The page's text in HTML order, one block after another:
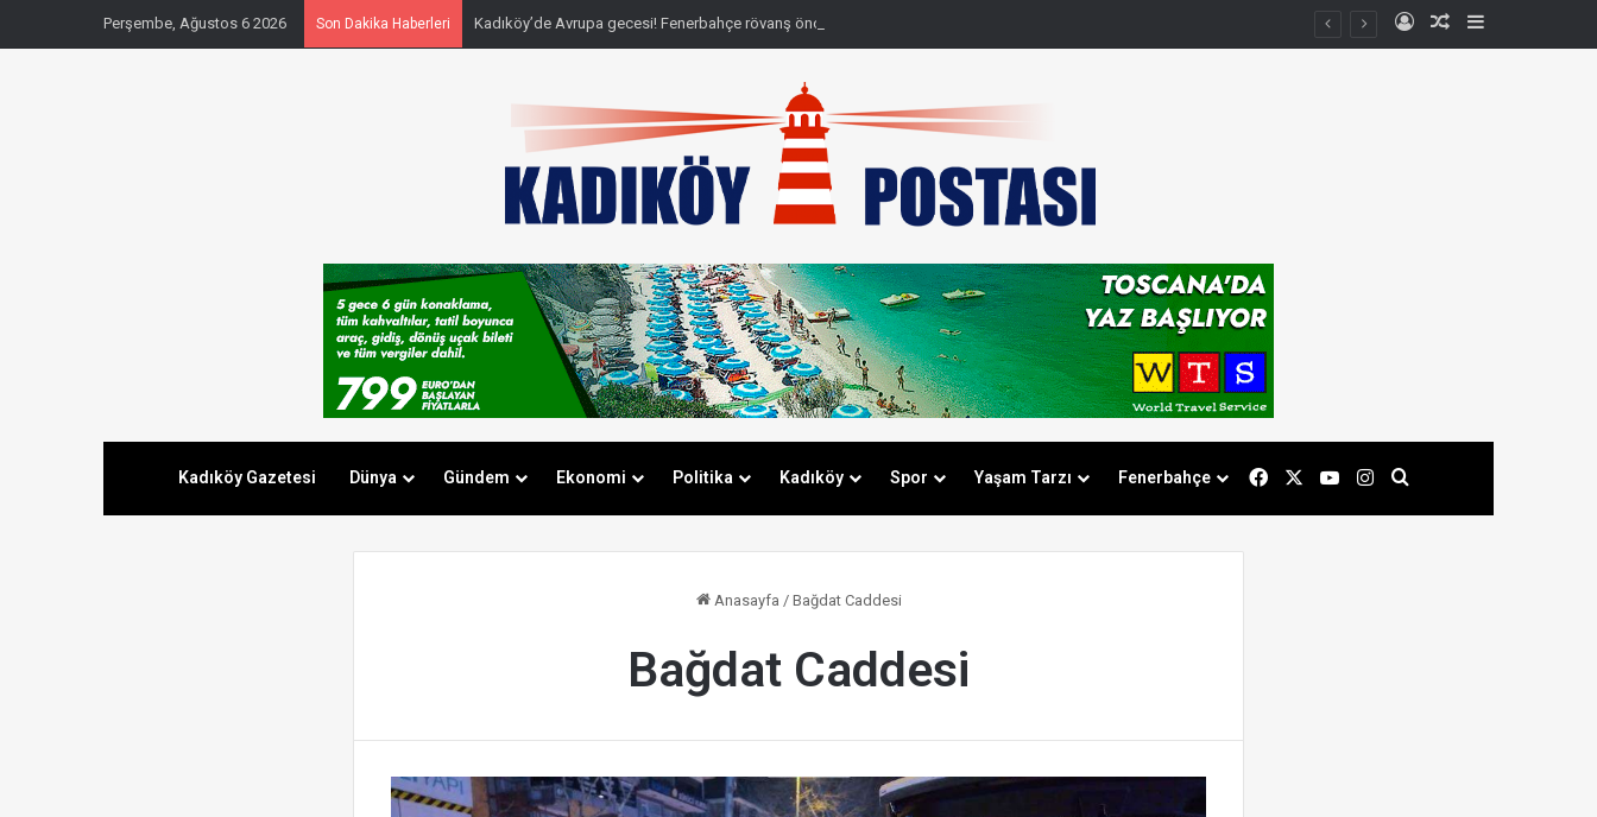
Perşembe, Ağustos 6 2026 Son Dakika Haberleri Kadıköy’de Avrupa gecesi! Fenerbahçe rövanş öncesi farkı cebine koydu Kayıt OlRastgele Makale
Kadıköy Gazetesi Dünya Gündem Ekonomi Politika Kadıköy Spor Yaşam Tarzı Fenerbahçe FacebookYouTubeInstagram
Anasayfa / Bağdat Caddesi
Bağdat Caddesi